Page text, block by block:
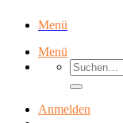
Menü
Menü
Suchen
nach:
Anmelden